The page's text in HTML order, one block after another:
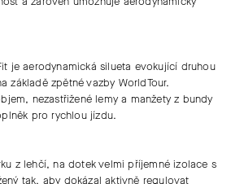
je aerodynamická silueta evokující druhou
základě zpětné vazby WorldTour.
nezastřižené lemy a manžety z bundy
pro rychlou jízdu.
z lehčí, na dotek velmi příjemné izolace s
tak, aby dokázal aktivně regulovat